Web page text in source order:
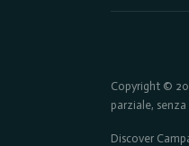
Copyright ©
parziale,
Discover